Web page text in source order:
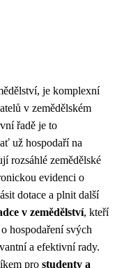
je komplexní
v zemědělském
řadě je to
už hospodaří na
rozsáhlé zemědělské
evidenci o
dotace a plnit další
v zemědělství, kteří
hospodaření svých
a efektivní rady.
pro studenty a